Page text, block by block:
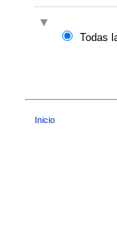
Todas
Inicio